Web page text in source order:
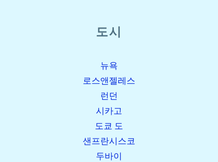
도시
뉴욕
로스앤젤레스
런던
시카고
도쿄 도
샌프란시스코
두바이